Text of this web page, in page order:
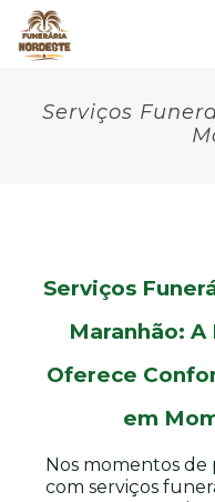
Serviços
Serviços
Maranhão:
Oferece
em
Nos momentos de
com serviços